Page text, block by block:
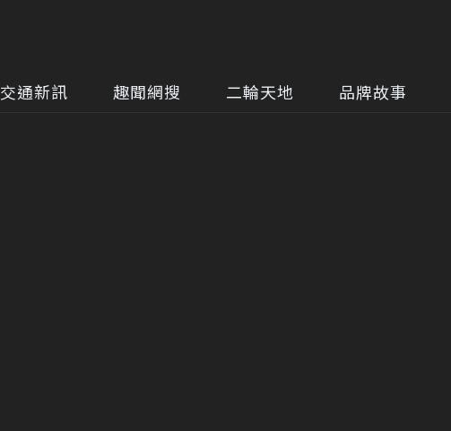
交通新訊 趣聞網搜 二輪天地 品牌故事